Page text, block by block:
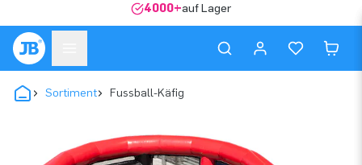
4000+auf Lager
Sortiment Fussball-Käfig